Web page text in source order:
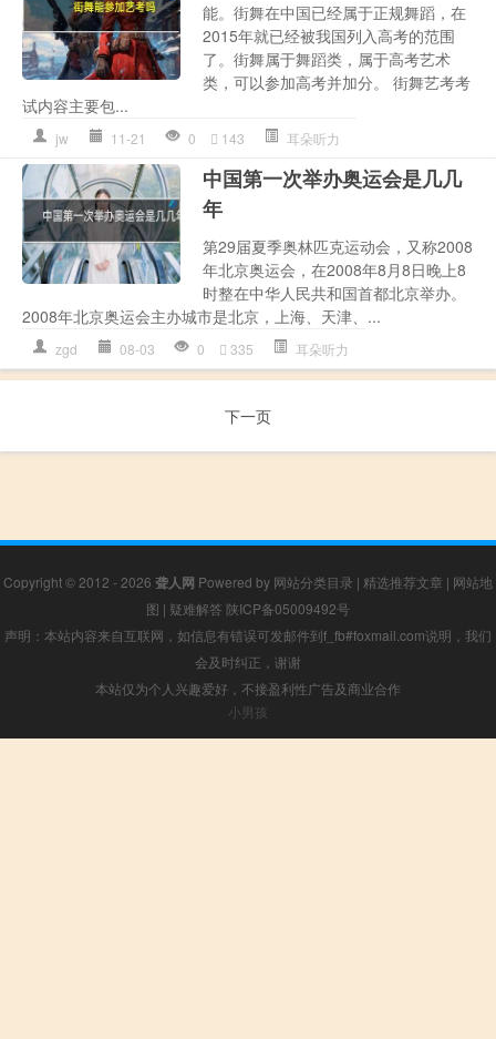
能。街舞在中国已经属于正规舞蹈，在
2015年就已经被我国列入高考的范围
了。街舞属于舞蹈类，属于高考艺术
类，可以参加高考并加分。 街舞艺考考
试内容主要包...
jw 11-21 0 143 耳朵听力
中国第一次举办奥运会是几几
年
第29届夏季奥林匹克运动会，又称2008
年北京奥运会，在2008年8月8日晚上8
时整在中华人民共和国首都北京举办。
2008年北京奥运会主办城市是北京，上海、天津、...
zgd 08-03 0 335 耳朵听力
下一页
Copyright © 2012 - 2026 聋人网 Powered by 网站分类目录 | 精选推荐文章 | 网站地
图 | 疑难解答 陕ICP备05009492号
声明：本站内容来自互联网，如信息有错误可发邮件到f_fb#foxmail.com说明，我们
会及时纠正，谢谢
本站仅为个人兴趣爱好，不接盈利性广告及商业合作
小男孩